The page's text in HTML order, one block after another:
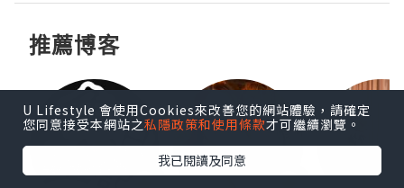
推薦博客
U Lifestyle 會使用Cookies來改善您的網站體驗，請確定
您同意接受本網站之私隱政策和使用條款才可繼續瀏覽。
我已閱讀及同意